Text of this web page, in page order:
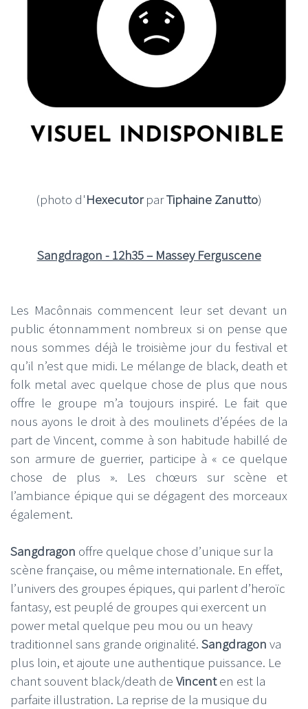
(photo d'HexecutorparTiphaine Zanutto)
Sangdragon - 12h35 – Massey Ferguscene
Les Macônnais commencent leur set devant un
public étonnamment nombreux si on pense que
nous sommes déjà le troisième jour du festival et
qu’il n’est que midi. Le mélange de black, death et
folk metal avec quelque chose de plus que nous
offre le groupe m’a toujours inspiré. Le fait que
nous ayons le droit à des moulinets d’épées de la
part de Vincent, comme à son habitude habillé de
son armure de guerrier, participe à « ce quelque
chose de plus ». Les chœurs sur scène et
l’ambiance épique qui se dégagent des morceaux
également.
Sangdragon offre quelque chose d’unique sur la
scène française, ou même internationale. En effet,
l’univers des groupes épiques, qui parlent d’heroïc
fantasy, est peuplé de groupes qui exercent un
power metal quelque peu mou ou un heavy
traditionnel sans grande originalité. Sangdragon va
plus loin, et ajoute une authentique puissance. Le
chant souvent black/death de Vincenten est la
parfaite illustration. La reprise de la musique du